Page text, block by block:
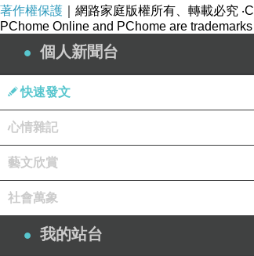
著作權保護 ｜網路家庭版權所有、轉載必究
PChome Online and PChome are
個人新聞台
快速發文
心情雜記
藝文欣賞
社會萬象
我的站台